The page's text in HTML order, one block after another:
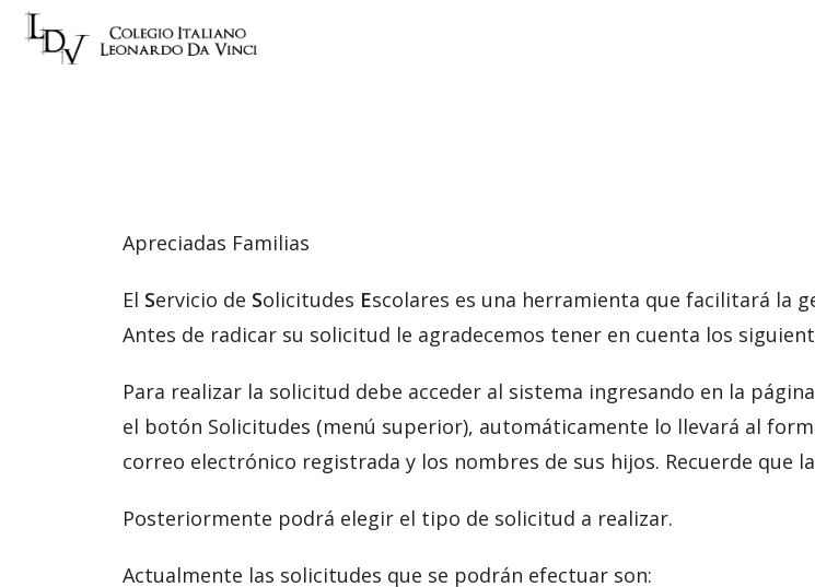
Apreciadas Familias
El Servicio de Solicitudes Escolares es una herramienta que facilitará la
Antes de radicar su solicitud le agradecemos tener en cuenta los
Para realizar la solicitud debe acceder al sistema ingresando en la
el botón Solicitudes (menú superior), automáticamente lo llevará al
correo electrónico registrada y los nombres de sus hijos. Recuerde que
Posteriormente podrá elegir el tipo de solicitud a realizar.
Actualmente las solicitudes que se podrán efectuar son: